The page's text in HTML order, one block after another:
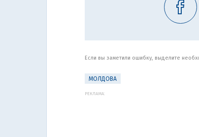
Если вы заметили ошибку, выделите
МОЛДОВА
РЕКЛАМА: